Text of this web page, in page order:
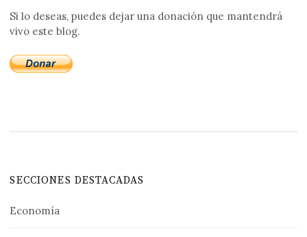
Si lo deseas, puedes dejar una donación que mantendrá
vivo este blog.
SECCIONES DESTACADAS
Economía